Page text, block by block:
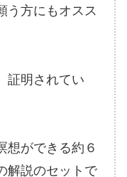
う方にもオスス
証明されてい
想ができる約６
解説のセットで